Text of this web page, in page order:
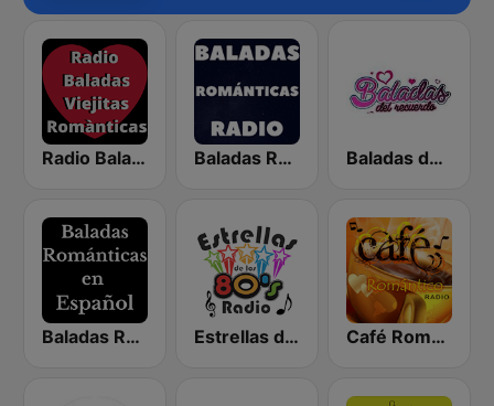
Radio Baladas Viejitas Románticas Baladas Románticas Radio Baladas del Recuerdo
Baladas Románticas en Español Estrellas de los 80s Café Romántico Radio